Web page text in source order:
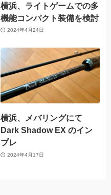
横浜、ライトゲームでの多
機能コンパクト装備を検討
2024年4月24日
横浜、メバリングにて
Dark Shadow EX のイン
プレ
2024年4月17日